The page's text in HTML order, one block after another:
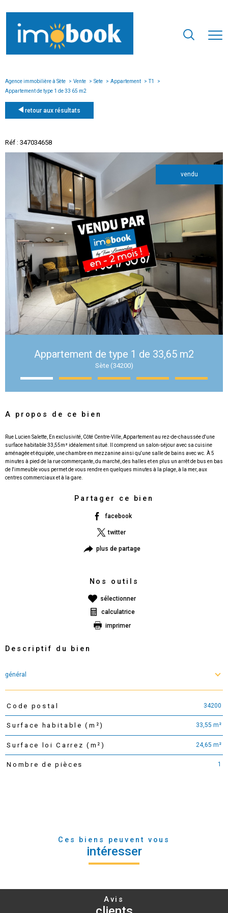
Agence immobilière à Sète Vente Sete Appartement
T1
Appartement de type 1 de 33 65 m2
retour aux résultats
Réf : 347034658
vendu
Appartement de type 1 de 33,65 m2
Sète (34200)
A propos de ce bien
Rue Lucien Salette, En exclusivité, Côté Centre-Ville, Appartement au rez-de-chaussée d'une
surface habitable 33,55m² idéalement situé. Il comprend un salon-séjour avec sa cuisine
aménagée et équipée, une chambre en mezzanine ainsi qu'une salle de bains avec wc. À 5
minutes à pied de la rue commerçante, du marché, des halles et en plus un arrêt de bus en bas
de l'immeuble vous permet de vous rendre en quelques minutes à la plage, à la mer, aux
Partager ce bien
facebook
twitter
plus de partage
Nos outils
sélectionner
calculatrice
imprimer
Descriptif du bien
général
TRAD_PAMPERO_Caracteristique
Code postal 34200
Surface habitable (m²) 33,55 m²
Surface loi Carrez (m²) 24,65 m²
Nombre de pièces 1
Ces biens peuvent vous
intéresser
Avis